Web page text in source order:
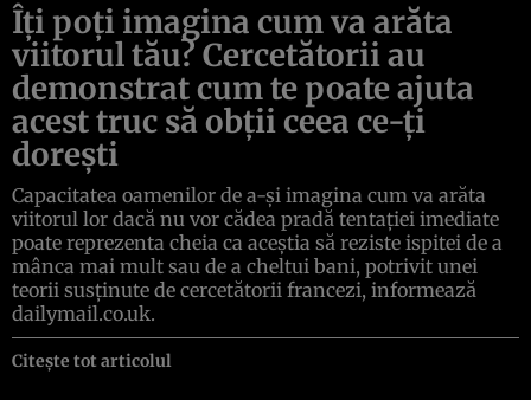
Îţi poţi imagina cum va arăta
viitorul tău? Cercetătorii au
demonstrat cum te poate ajuta
acest truc să obţii ceea ce-ţi
doreşti
Capacitatea oamenilor de a-şi imagina cum va arăta
viitorul lor dacă nu vor cădea pradă tentaţiei imediate
poate reprezenta cheia ca aceştia să reziste ispitei de a
mânca mai mult sau de a cheltui bani, potrivit unei
teorii susţinute de cercetătorii francezi, informează
dailymail.co.uk.
Citește tot articolul